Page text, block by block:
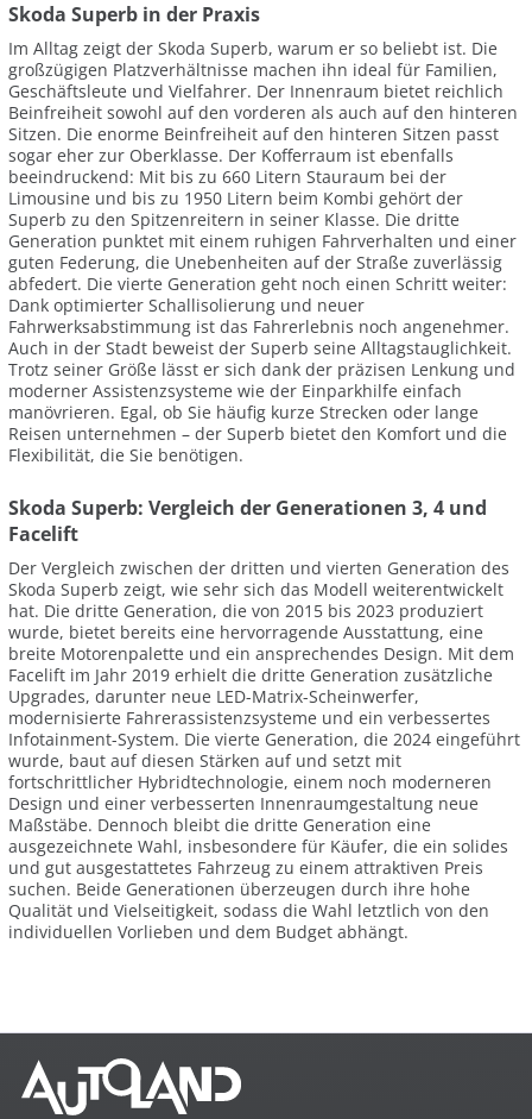
Skoda Superb in der Praxis
Im Alltag zeigt der Skoda Superb, warum er so beliebt ist. Die
großzügigen Platzverhältnisse machen ihn ideal für Familien,
Geschäftsleute und Vielfahrer. Der Innenraum bietet reichlich
Beinfreiheit sowohl auf den vorderen als auch auf den hinteren
Sitzen. Die enorme Beinfreiheit auf den hinteren Sitzen passt
sogar eher zur Oberklasse. Der Kofferraum ist ebenfalls
beeindruckend: Mit bis zu 660 Litern Stauraum bei der
Limousine und bis zu 1950 Litern beim Kombi gehört der
Superb zu den Spitzenreitern in seiner Klasse. Die dritte
Generation punktet mit einem ruhigen Fahrverhalten und einer
guten Federung, die Unebenheiten auf der Straße zuverlässig
abfedert. Die vierte Generation geht noch einen Schritt weiter:
Dank optimierter Schallisolierung und neuer
Fahrwerksabstimmung ist das Fahrerlebnis noch angenehmer.
Auch in der Stadt beweist der Superb seine Alltagstauglichkeit.
Trotz seiner Größe lässt er sich dank der präzisen Lenkung und
moderner Assistenzsysteme wie der Einparkhilfe einfach
manövrieren. Egal, ob Sie häufig kurze Strecken oder lange
Reisen unternehmen – der Superb bietet den Komfort und die
Flexibilität, die Sie benötigen.
Skoda Superb: Vergleich der Generationen 3, 4 und
Facelift
Der Vergleich zwischen der dritten und vierten Generation des
Skoda Superb zeigt, wie sehr sich das Modell weiterentwickelt
hat. Die dritte Generation, die von 2015 bis 2023 produziert
wurde, bietet bereits eine hervorragende Ausstattung, eine
breite Motorenpalette und ein ansprechendes Design. Mit dem
Facelift im Jahr 2019 erhielt die dritte Generation zusätzliche
Upgrades, darunter neue LED-Matrix-Scheinwerfer,
modernisierte Fahrerassistenzsysteme und ein verbessertes
Infotainment-System. Die vierte Generation, die 2024 eingeführt
wurde, baut auf diesen Stärken auf und setzt mit
fortschrittlicher Hybridtechnologie, einem noch moderneren
Design und einer verbesserten Innenraumgestaltung neue
Maßstäbe. Dennoch bleibt die dritte Generation eine
ausgezeichnete Wahl, insbesondere für Käufer, die ein solides
und gut ausgestattetes Fahrzeug zu einem attraktiven Preis
suchen. Beide Generationen überzeugen durch ihre hohe
Qualität und Vielseitigkeit, sodass die Wahl letztlich von den
individuellen Vorlieben und dem Budget abhängt.